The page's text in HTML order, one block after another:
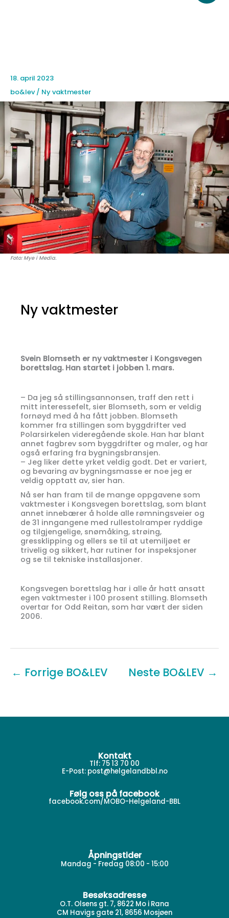
18. april 2023
bo&lev / Ny vaktmester
Foto: Mye i Media.
Ny vaktmester
Svein Blomseth er ny vaktmester i Kongsvegen
borettslag. Han startet i jobben 1. mars.
– Da jeg så stillingsannonsen, traff den rett i
mitt interessefelt, sier Blomseth, som er veldig
fornøyd med å ha fått jobben. Blomseth
kommer fra stillingen som byggdrifter ved
Polarsirkelen videregående skole. Han har blant
annet fagbrev som byggdrifter og maler, og har
også erfaring fra bygningsbransjen.
­– Jeg liker dette yrket veldig godt. Det er variert,
og bevaring av bygningsmasse er noe jeg er
veldig opptatt av, sier han.
Nå ser han fram til de mange oppgavene som
vaktmester i Kongsvegen borettslag, som blant
annet innebærer å holde alle rømningsveier og
de 31 inngangene med rullestolramper ryddige
og tilgjengelige, snømåking, strøing,
gressklipping og ellers se til at utemiljøet er
trivelig og sikkert, har rutiner for inspeksjoner
og se til tekniske installasjoner.
Kongsvegen borettslag har i alle år hatt ansatt
egen vaktmester i 100 prosent stilling. Blomseth
overtar for Odd Reitan, som har vært der siden
2006.
← Forrige BO&LEV Neste BO&LEV →
Kontakt
Tlf: 75 13 70 00
E-Post: post@helgelandbbl.no
Følg oss på facebook
facebook.com/MOBO-Helgeland-BBL
Åpningstider
Mandag - Fredag 08:00 - 15:00
Besøksadresse
O.T. Olsens gt. 7, 8622 Mo i Rana
CM Havigs gate 21, 8656 Mosjøen